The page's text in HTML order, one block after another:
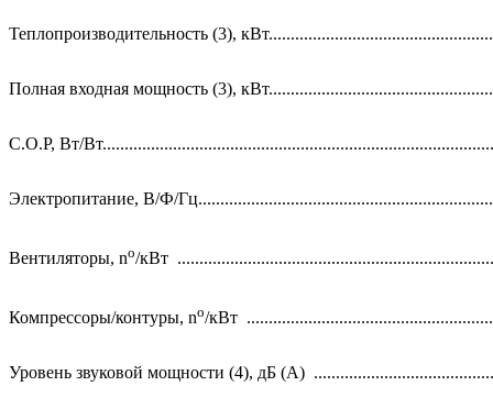
Теплопроизводительность (3),
Полная входная мощность (3),
C.O.P, Вт/
Электропитание, В/Ф/
Вентиляторы, no/кВт
Компрессоры/контуры, no/кВт
Уровень звуковой мощности (4), дБ (А)